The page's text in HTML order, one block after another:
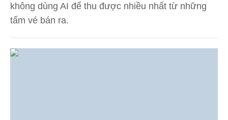
không dùng AI để thu được nhiều nhất từ những
tấm vé bán ra.